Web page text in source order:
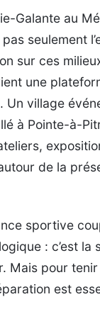
Galante au
seulement
sur ces
une
Un village
à Pointe-à-
de la
sportive
: c’est la
Mais pour
est